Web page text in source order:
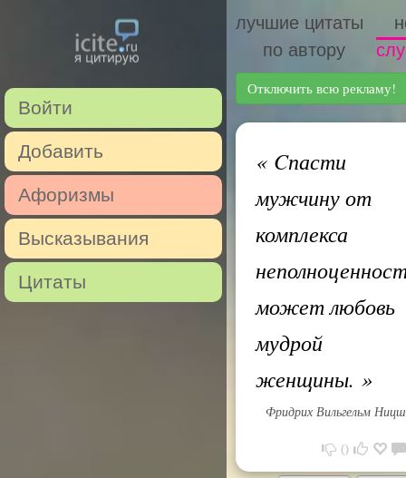
Войти
Добавить
Афоризмы
Высказывания
Цитаты
лучшие цитаты
по автору
Отключить всю рекламу!
«Cпасти
мужчину от
комплекса
может любовь
мудрой
женщины. »
Фридрих Вильгельм
0